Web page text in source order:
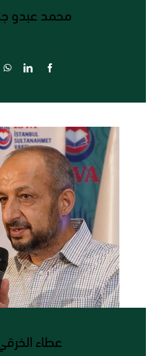
محمد عبدو
عطاء